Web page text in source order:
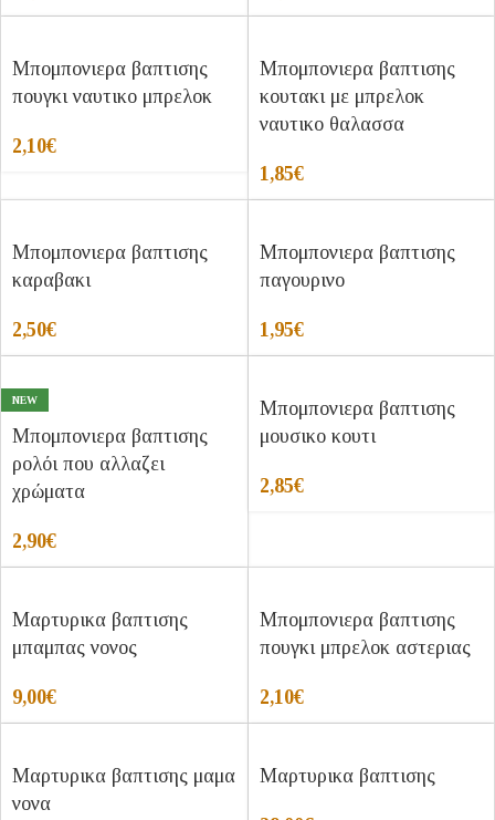
Μπομπονιερα βαπτισης
πουγκι ναυτικο μπρελοκ
2,10€
Μπομπονιερα βαπτισης
κουτακι με μπρελοκ
ναυτικο θαλασσα
1,85€
Μπομπονιερα βαπτισης
καραβακι
2,50€
Μπομπονιερα βαπτισης
παγουρινο
1,95€
NEW
Μπομπονιερα βαπτισης
ρολόι που αλλαζει
χρώματα
2,90€
Μπομπονιερα βαπτισης
μουσικο κουτι
2,85€
Μαρτυρικα βαπτισης
μπαμπας νονος
9,00€
Μπομπονιερα βαπτισης
πουγκι μπρελοκ αστεριας
2,10€
Μαρτυρικα βαπτισης μαμα
νονα
Μαρτυρικα βαπτισης